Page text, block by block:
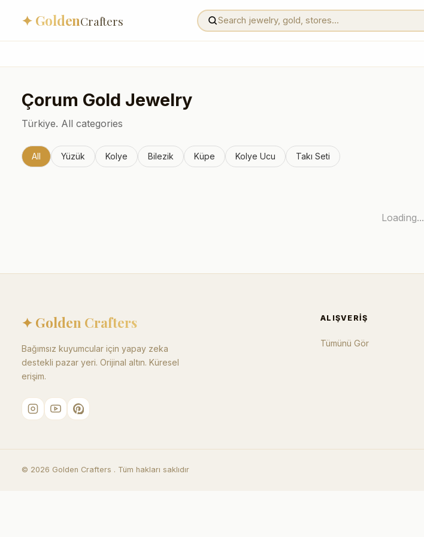
✦ GoldenCrafters
Çorum Gold Jewelry
Türkiye. All categories
All Yüzük Kolye Bilezik Küpe Kolye Ucu Takı Seti
Loading...
✦ Golden Crafters
Bağımsız kuyumcular için yapay zeka
destekli pazar yeri. Orijinal altın. Küresel
erişim.
ALIŞVERIŞ
Tümünü Gör
© 2026 Golden Crafters . Tüm hakları saklıdır